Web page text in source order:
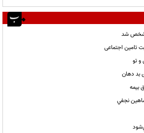
شد
تامین اجتماعی
تو
بیمه
نجفي